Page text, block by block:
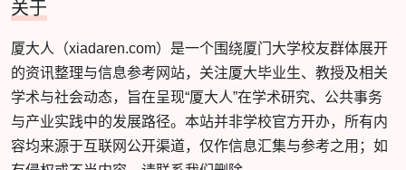
关于
厦大人（xiadaren.com）是一个围绕厦门大学校友群体展开
的资讯整理与信息参考网站，关注厦大毕业生、教授及相关
学术与社会动态，旨在呈现“厦大人”在学术研究、公共事务
与产业实践中的发展路径。本站并非学校官方开办，所有内
容均来源于互联网公开渠道，仅作信息汇集与参考之用；如